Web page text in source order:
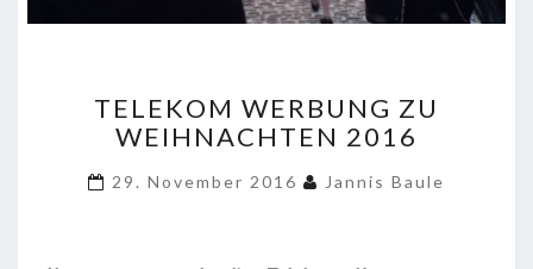
WERBUNG
ZU
2016
TELEKOM WERBUNG ZU
WEIHNACHTEN 2016
29. November 2016 Jannis Baule